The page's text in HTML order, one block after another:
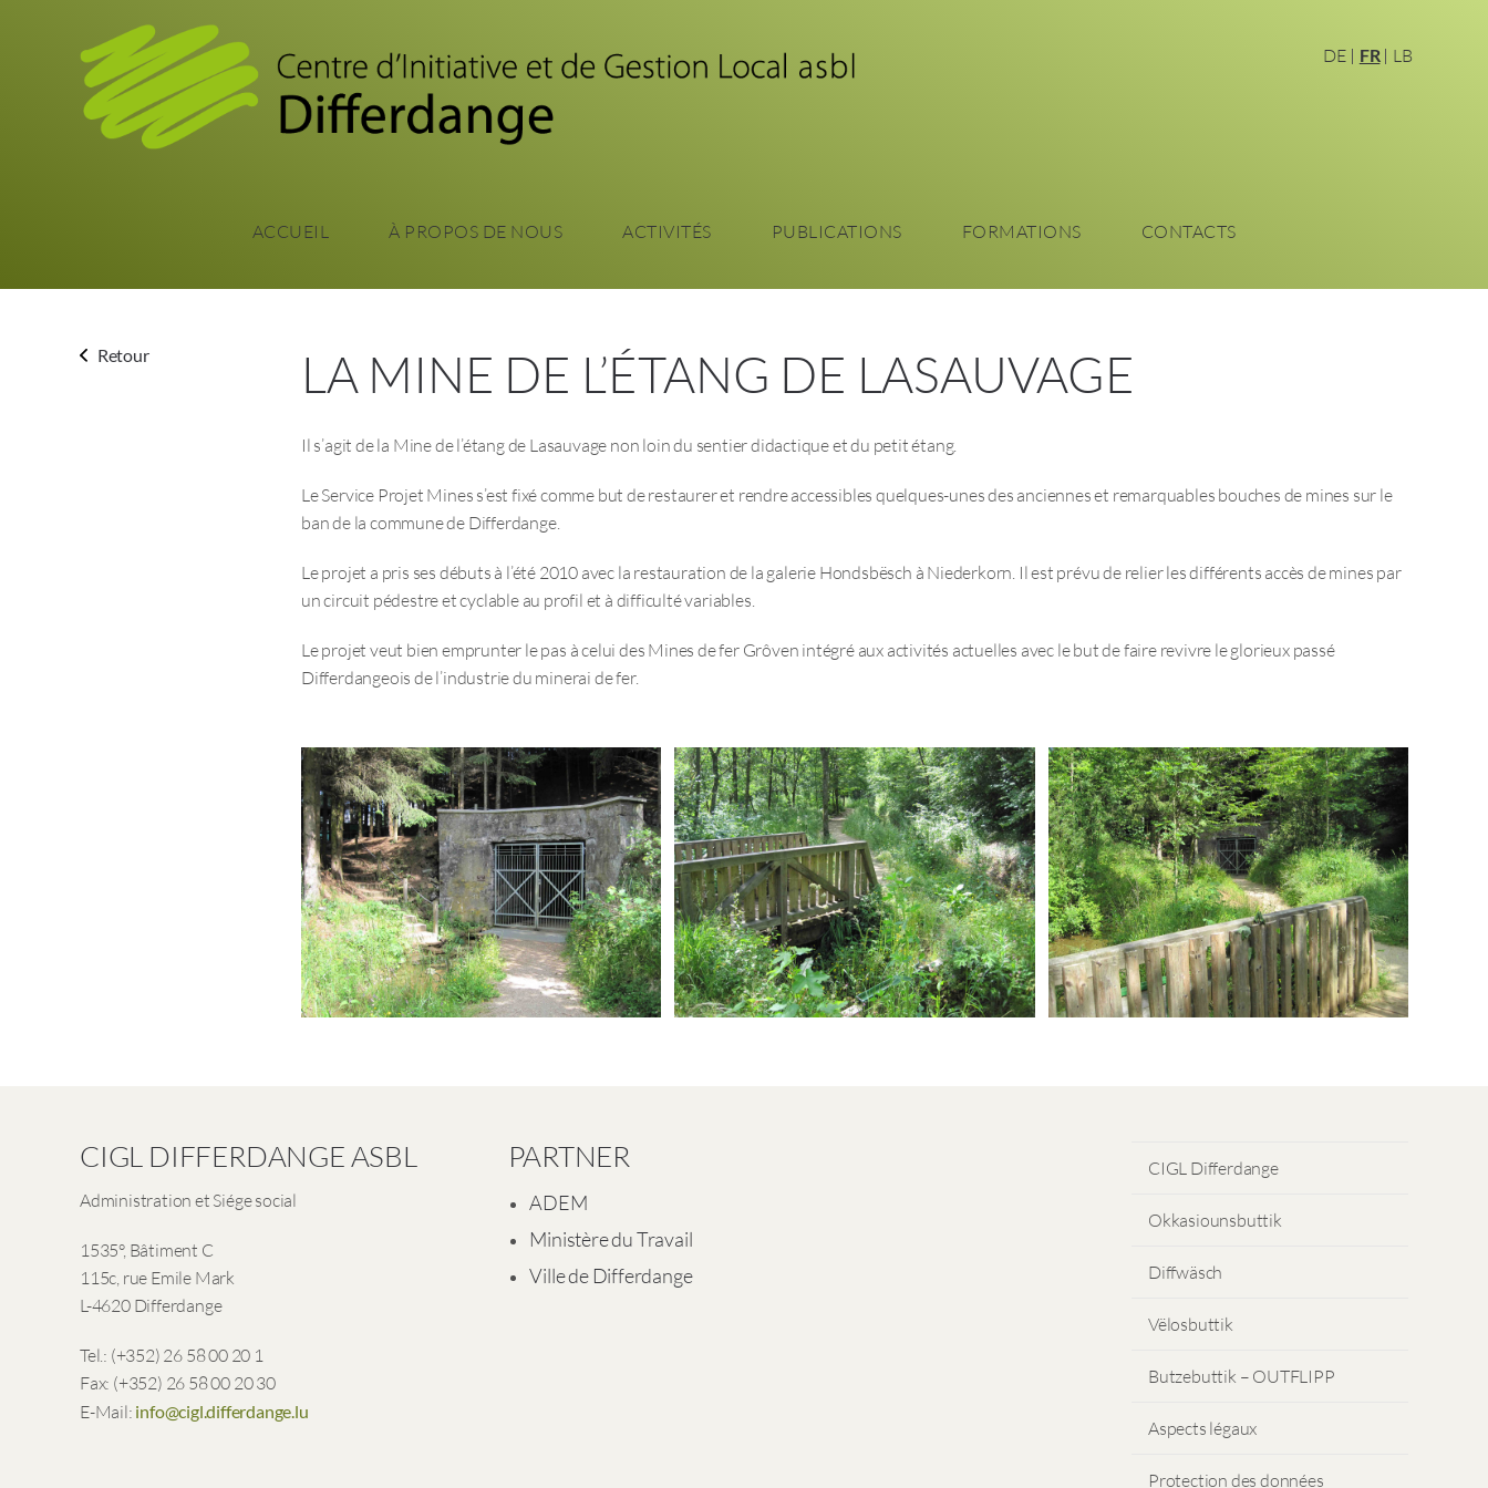
contenu
principal
DE FR LB
ACCUEIL À PROPOS DE NOUS ACTIVITÉS PUBLICATIONS FORMATIONS CONTACTS
Retour LA MINE DE L’ÉTANG DE LASAUVAGE
Il s’agit de la Mine de l’étang de Lasauvage non loin du sentier didactique et du petit étang.
Le Service Projet Mines s’est fixé comme but de restaurer et rendre accessibles quelques-unes des anciennes et remarquables bouches de mines sur le
ban de la commune de Differdange.
Le projet a pris ses débuts à l’été 2010 avec la restauration de la galerie Hondsbësch à Niederkorn. Il est prévu de relier les différents accès de mines par
un circuit pédestre et cyclable au profil et à difficulté variables.
Le projet veut bien emprunter le pas à celui des Mines de fer Grôven intégré aux activités actuelles avec le but de faire revivre le glorieux passé
Differdangeois de l’industrie du minerai de fer.
CIGL DIFFERDANGE ASBL
Administration et Siége social
1535°, Bâtiment C
115c, rue Emile Mark
L-4620 Differdange
Tel.: (+352) 26 58 00 20 1
Fax: (+352) 26 58 00 20 30
E-Mail: info@cigl.differdange.lu
PARTNER
ADEM
Ministère du Travail
Ville de Differdange
CIGL Differdange
Okkasiounsbuttik
Diffwäsch
Vëlosbuttik
Butzebuttik – OUTFLIPP
Aspects légaux
Protection des données